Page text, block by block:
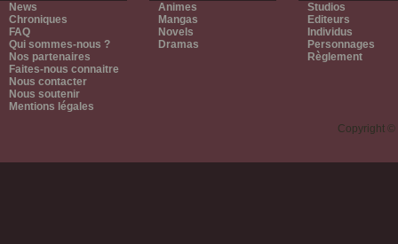
News
Chroniques
FAQ
Qui sommes-nous ?
Nos partenaires
Faites-nous connaitre
Nous contacter
Nous soutenir
Mentions légales
Animes
Mangas
Novels
Dramas
Studios
Editeurs
Individus
Personnages
Règlement
Copyright ©